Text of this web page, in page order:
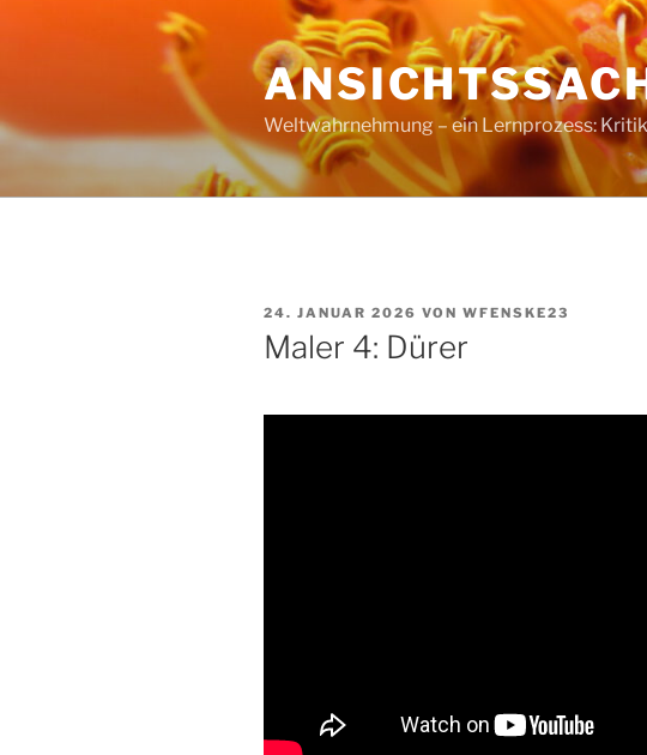
Weltwahrnehmung – ein Lernprozess:
VERÖFFENTLICHT
AM
24. JANUAR 2026 VON WFENSKE23
Maler 4: Dürer